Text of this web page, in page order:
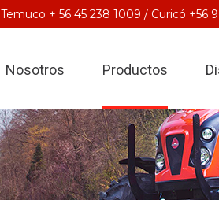
Temuco + 56 45 238 1009 / Curicó +56 9
Nosotros Productos